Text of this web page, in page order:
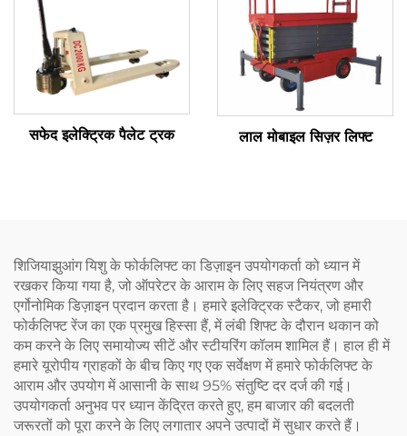
सफेद इलेक्ट्रिक पैलेट ट्रक लाल मोबाइल सिज़र लिफ्ट
शिजियाझुआंग यिशु के फोर्कलिफ्ट का डिज़ाइन उपयोगकर्ता को ध्यान में
रखकर किया गया है, जो ऑपरेटर के आराम के लिए सहज नियंत्रण और
एर्गोनोमिक डिज़ाइन प्रदान करता है। हमारे इलेक्ट्रिक स्टैकर, जो हमारी
फोर्कलिफ्ट रेंज का एक प्रमुख हिस्सा हैं, में लंबी शिफ्ट के दौरान थकान को
कम करने के लिए समायोज्य सीटें और स्टीयरिंग कॉलम शामिल हैं। हाल ही में
हमारे यूरोपीय ग्राहकों के बीच किए गए एक सर्वेक्षण में हमारे फोर्कलिफ्ट के
आराम और उपयोग में आसानी के साथ 95% संतुष्टि दर दर्ज की गई।
उपयोगकर्ता अनुभव पर ध्यान केंद्रित करते हुए, हम बाजार की बदलती
जरूरतों को पूरा करने के लिए लगातार अपने उत्पादों में सुधार करते हैं।